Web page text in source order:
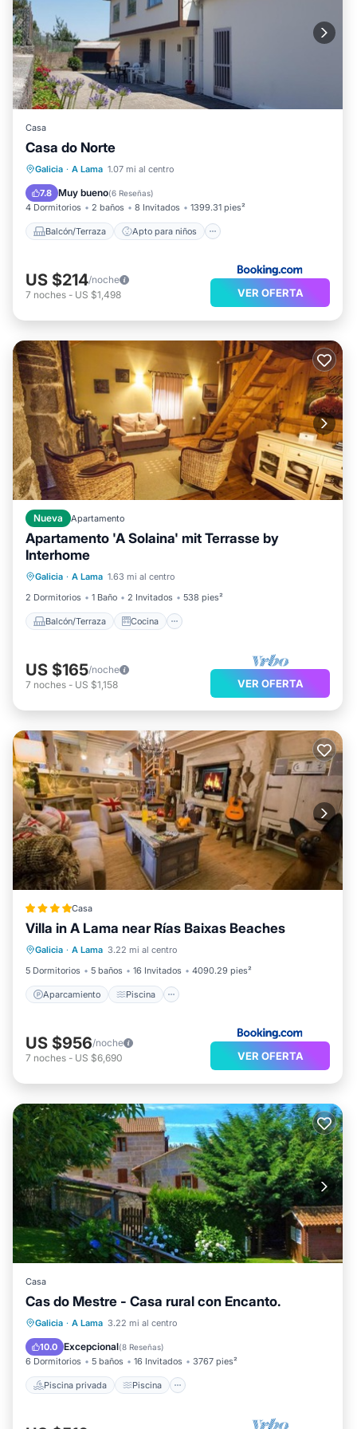
Casa
Casa do Norte
Galicia · A Lama 1.07 mi al centro
7.8 Muy bueno(6 Reseñas)
4 Dormitorios 2 baños 8 Invitados 1399.31 pies²
Balcón/Terraza Apto para niños
Balcón/Terraza
Seguridad/Protección
US $214/noche
7 noches - US $1,498 VER OFERTA
Nueva Apartamento
Apartamento 'A Solaina' mit Terrasse by
Interhome
Galicia · A Lama 1.63 mi al centro
2 Dormitorios
1 Baño 2 Invitados 538 pies²
Balcón/Terraza Cocina
Balcón/Terraza
Se admiten mascotas
US $165/noche
7 noches - US $1,158 VER OFERTA
Casa
Villa in A Lama near Rías Baixas Beaches
Galicia · A Lama 3.22 mi al centro
5 Dormitorios
5 baños 16 Invitados 4090.29 pies²
Aparcamiento Piscina
Aparcamiento
Piscina
Balcón/Terraza
Vistas
US $956/noche
7 noches - US $6,690 VER OFERTA
Casa
Cas do Mestre - Casa rural con Encanto.
Galicia · A Lama 3.22 mi al centro
10.0 Excepcional(8 Reseñas)
6 Dormitorios 5 baños 16 Invitados 3767 pies²
Piscina privada Piscina
Piscina privada
Piscina
Balcón/Terraza